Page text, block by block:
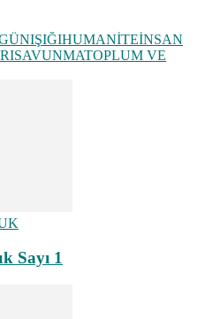
HUMANİTEİNSAN
SAVUNMATOPLUM VE
Sayı 1